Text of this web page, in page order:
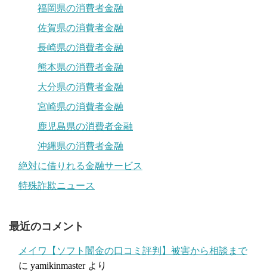
福岡県の消費者金融
佐賀県の消費者金融
長崎県の消費者金融
熊本県の消費者金融
大分県の消費者金融
宮崎県の消費者金融
鹿児島県の消費者金融
沖縄県の消費者金融
絶対に借りれる金融サービス
特殊詐欺ニュース
最近のコメント
メイワ【ソフト闇金の口コミ評判】被害から相談まで
に yamikinmasterより